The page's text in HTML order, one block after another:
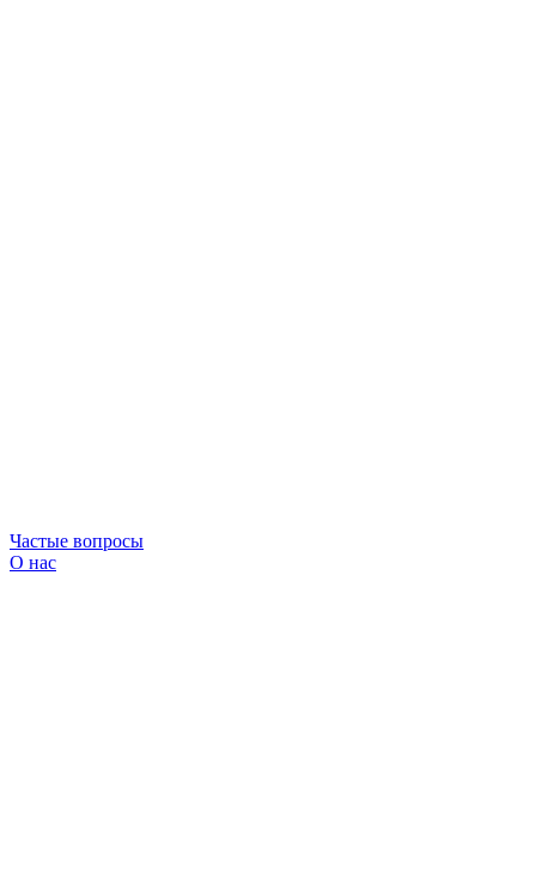
Частые вопросы
О нас